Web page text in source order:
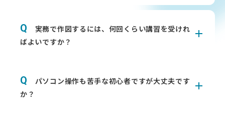
実務で作図するには、何回くらい講習を受けれ
ばよいですか？
パソコン操作も苦手な初心者ですが大丈夫です
か？